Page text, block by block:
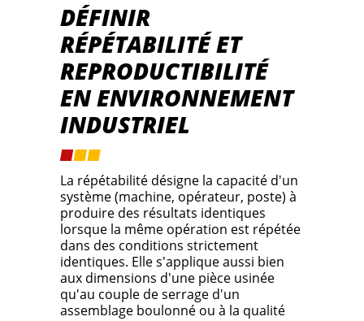
DÉFINIR
RÉPÉTABILITÉ ET
REPRODUCTIBILITÉ
EN ENVIRONNEMENT
INDUSTRIEL
La répétabilité désigne la capacité d'un
système (machine, opérateur, poste) à
produire des résultats identiques
lorsque la même opération est répétée
dans des conditions strictement
identiques. Elle s'applique aussi bien
aux dimensions d'une pièce usinée
qu'au couple de serrage d'un
assemblage boulonné ou à la qualité